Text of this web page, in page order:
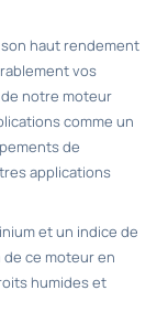
haut rendement
vos
notre moteur
comme un
de
applications
et un indice de
ce moteur en
humides et